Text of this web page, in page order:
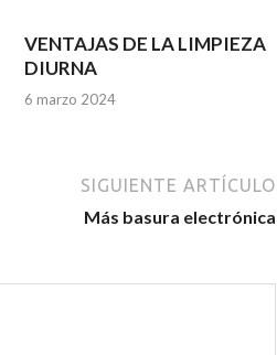
VENTAJAS DE LA LIMPIEZA
DIURNA
6 marzo 2024
SIGUIENTE ARTÍCULO
Más basura electrónica